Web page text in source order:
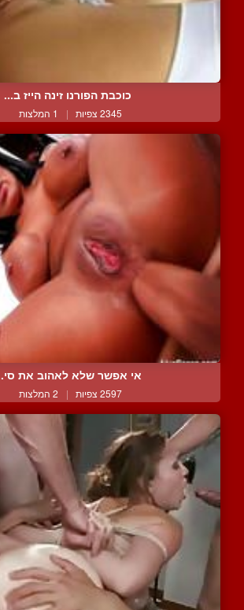
כוכבת הפורנו זינה הייז ב...
2345 צפיות | 1 המלצות
אי אפשר שלא לאהוב את
2597 צפיות | 2 המלצות